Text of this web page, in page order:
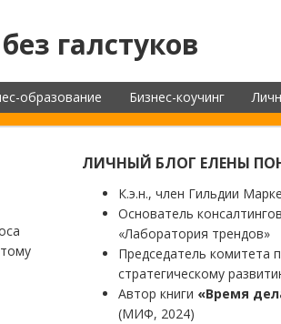
галстуков
образование Бизнес-коучинг
ЛИЧНЫЙ БЛОГ ЕЛЕНЫ
К.э.н., член Гильдии
Основатель
«Лаборатория трендов»
Председатель комитета
стратегическому
Автор книги «Время
(МИФ, 2024)